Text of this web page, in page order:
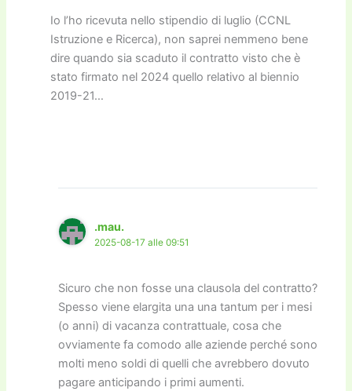
Io l’ho ricevuta nello stipendio di luglio (CCNL
Istruzione e Ricerca), non saprei nemmeno bene
dire quando sia scaduto il contratto visto che è
stato firmato nel 2024 quello relativo al biennio
2019-21…
.mau.
2025-08-17 alle 09:51
Sicuro che non fosse una clausola del contratto?
Spesso viene elargita una una tantum per i mesi
(o anni) di vacanza contrattuale, cosa che
ovviamente fa comodo alle aziende perché sono
molti meno soldi di quelli che avrebbero dovuto
pagare anticipando i primi aumenti.